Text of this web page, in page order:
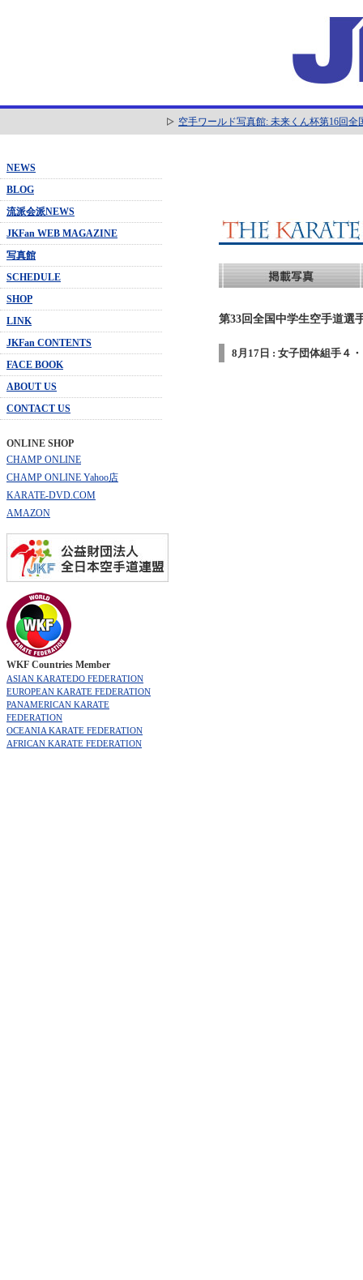
空手ワールド写真館: 未来くん杯第16回
NEWS
BLOG
流派会派NEWS
JKFan WEB MAGAZINE
写真館
SCHEDULE
SHOP
LINK
JKFan CONTENTS
FACE BOOK
ABOUT US
CONTACT US
ONLINE SHOP
CHAMP ONLINE
CHAMP ONLINE Yahoo店
KARATE-DVD.COM
AMAZON
WKF Countries Member
ASIAN KARATEDO FEDERATION
EUROPEAN KARATE FEDERATION
PANAMERICAN KARATE
FEDERATION
OCEANIA KARATE FEDERATION
AFRICAN KARATE FEDERATION
第33回全国中学生空手道選
8月17日 : 女子団体組手４